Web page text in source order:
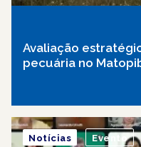
Avaliação
pecuária no
Notícias Evento